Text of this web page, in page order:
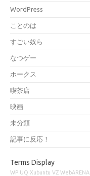
WordPress
ことのは
すごい奴ら
なつゲー
ホークス
喫茶店
映画
未分類
記事に反応！
Terms Display
WP UQ Xubuntu VZ WebARENA